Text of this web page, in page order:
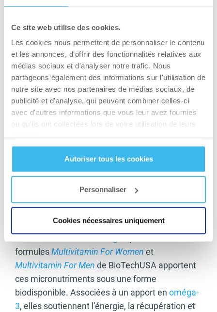
Ce site web utilise des cookies.
Les cookies nous permettent de personnaliser le contenu
et les annonces, d'offrir des fonctionnalités relatives aux
médias sociaux et d'analyser notre trafic. Nous
partageons également des informations sur l'utilisation de
notre site avec nos partenaires de médias sociaux, de
publicité et d'analyse, qui peuvent combiner celles-ci
avec d'autres informations que vous leur avez fournies
ou qu'ils ont collectées lors de votre utilisation de leurs
Autoriser tous les cookies
Personnaliser
Cookies nécessaires uniquement
énergie et ses
triglycérides
Lorsqueles triglycérides sont bas et que les
signes sont persistants , retrouver de l’énergie
passe par un rééquilibrage de l’alimentation et
de la récupération, soutenu par des
compléments alimentaires adaptés.
Commencez par réintroduire des graisses de
qualité comme l’huile d’olive, les poissons gras
ou les noix. Associées à des glucides
complexes, elles permettent au foie de
reconstituer les réserves de triglycérides et
d’assurer une énergie plus stable au quotidien.
Pour optimiser l’absorption des vitamines
essentielles à l’énergie, laprise de compléments
formulesMultivitamin For Women et
Multivitamin For Men de BioTechUSA apportent
ces micronutriments sous une forme
biodisponible. Associées à un apport en oméga-
3, elles soutiennent l’énergie, la récupération et